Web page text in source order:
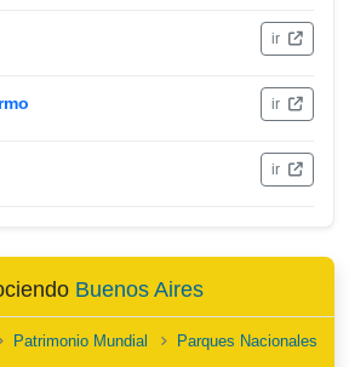
ir
ir
ir
Buenos Aires
Patrimonio Mundial
Parques Nacionales